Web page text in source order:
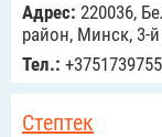
Адрес: 220036,
район, Минск, 3-
Тел.:
Стептек